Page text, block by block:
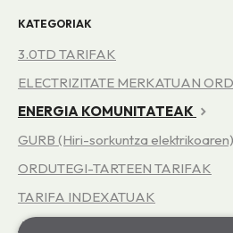
KATEGORIAK
3.0TD TARIFAK
ELECTRIZITATE MERKATUAN
ENERGIA KOMUNITATEAK
GURB (Hiri-sorkuntza elektrikoaren)
ORDUTEGI-TARTEEN TARIFAK
TARIFA INDEXATUAK
AUTOPRODUKZIOA